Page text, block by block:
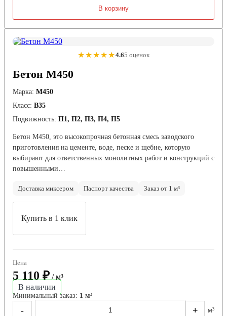
В корзину
★★★★★4.65 оценок
Бетон М450
Марка: М450
Класс: В35
Подвижность: П1, П2, П3, П4, П5
Бетон М450, это высокопрочная бетонная смесь заводского
приготовления на цементе, воде, песке и щебне, которую
выбирают для ответственных монолитных работ и конструкций с
повышенными…
Доставка миксером Паспорт качества Заказ от 1 м³
Купить в 1 клик
Цена
5 110 ₽ / м³
В наличии
Минимальный заказ: 1 м³
- + м³